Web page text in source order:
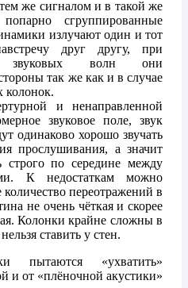
же сигналом и в такой же
сгруппированные
излучают один и тот
друг другу, при
звуковых волн они
так же как и в случае
колонок.
и ненаправленной
звуковое поле, звук
одинаково хорошо звучать
прослушивания, а значит
строго по середине между
К недостаткам можно
переотражений в
не очень чёткая и скорее
Колонки крайне сложны в
ставить у стен.
пытаются «ухватить»
и от «плёночной акустики»